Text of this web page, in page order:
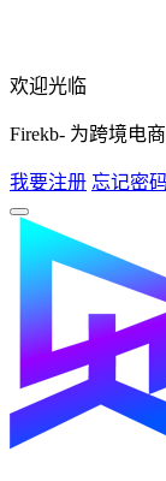
欢迎光临
Firekb- 为跨境电
我要注册 忘记密码